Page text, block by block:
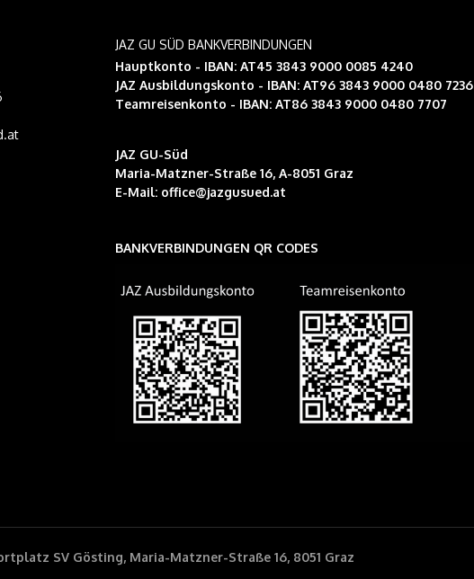
JAZ GU SÜD BANKVERBINDUNGEN
Hauptkonto - IBAN: AT45 3843 9000 0085 4240
JAZ Ausbildungskonto - IBAN: AT96 3843 9000 0480 7236
Teamreisenkonto - IBAN: AT86 3843 9000 0480 7707
JAZ GU-Süd
Maria-Matzner-Straße 16, A-8051 Graz
E-Mail: office@jazgusued.at
BANKVERBINDUNGEN QR CODES
SV Gösting, Maria-Matzner-Straße 16, 8051 Graz